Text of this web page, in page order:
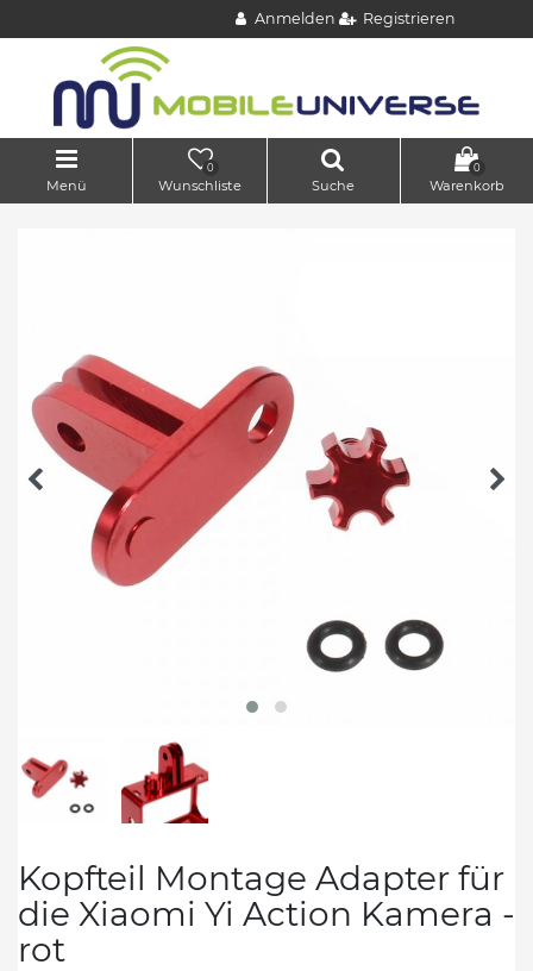
Anmelden Registrieren
Menü
0
Wunschliste Suche
0
Warenkorb
Kopfteil Montage Adapter für
die Xiaomi Yi Action Kamera -
rot